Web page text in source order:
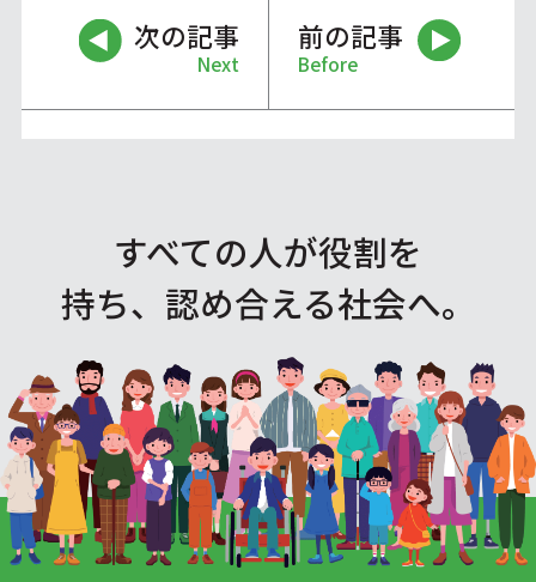
次の記事
Next
前の記事
Before
すべての人が役割を
持ち、認め合える社会へ。